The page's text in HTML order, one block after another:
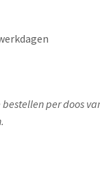
per doos